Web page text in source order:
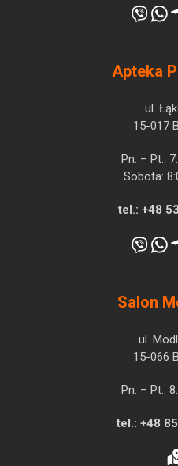
Apteka
ul.
15-017
Pn. – Pt.:
Sobota:
tel.: +48
Salon
ul.
15-066
Pn. – Pt.:
tel.: +48